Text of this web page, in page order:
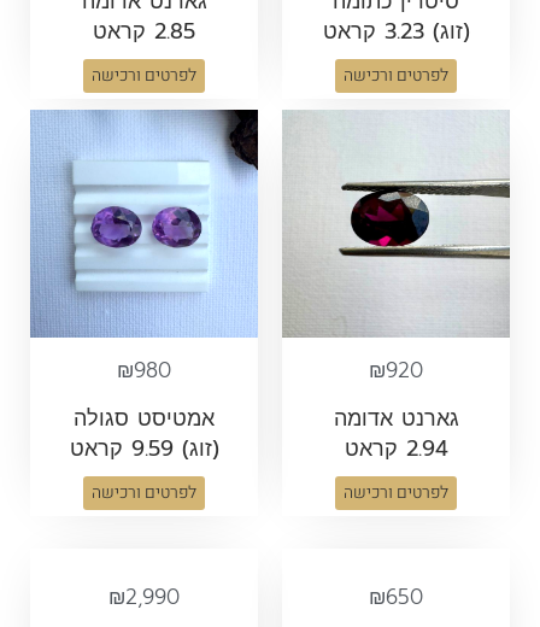
(זוג) 3.23 קראט
לפרטים ורכישה
2.85 קראט
לפרטים ורכישה
₪920
גארנט אדומה
2.94 קראט
לפרטים ורכישה
₪980
אמטיסט סגולה
(זוג) 9.59 קראט
לפרטים ורכישה
₪650
₪2,990